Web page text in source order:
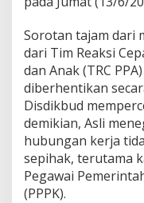
Sorotan tajam dari
dari Tim Reaksi
dan Anak (TRC
diberhentikan
Disdikbud
demikian, Asli
hubungan kerja
sepihak, terutama
Pegawai
(PPPK).